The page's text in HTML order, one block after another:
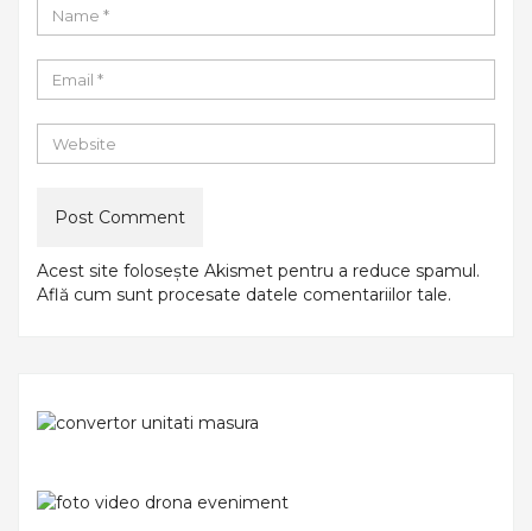
Acest site folosește Akismet pentru a reduce spamul.
Află cum sunt procesate datele comentariilor tale.